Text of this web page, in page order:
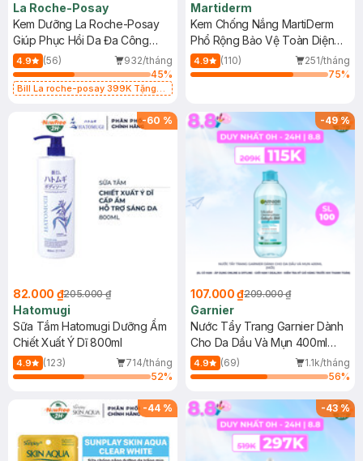
La Roche-Posay
Kem Dưỡng La Roche-Posay
Giúp Phục Hồi Da Đa Công
Dụng 40ml
4.9 (56)
932/tháng
45%
Bill La roche-posay 399K Tặng
(SL có hạn)
Martiderm
Kem Chống Nắng MartiDerm
Phổ Rộng Bảo Vệ Toàn Diện
40ml
4.9 (110)
251/tháng
75%
-60 %
82.000 ₫205.000 ₫
Hatomugi
Sữa Tắm Hatomugi Dưỡng Ẩm
Chiết Xuất Ý Dĩ 800ml
4.9 (123)
714/tháng
52%
-49%
107.000 ₫209.000 ₫
Garnier
Nước Tẩy Trang Garnier Dành
Cho Da Dầu Và Mụn 400ml
(Mới)
4.9 (69)
1.1k/tháng
56%
-44 % -43%